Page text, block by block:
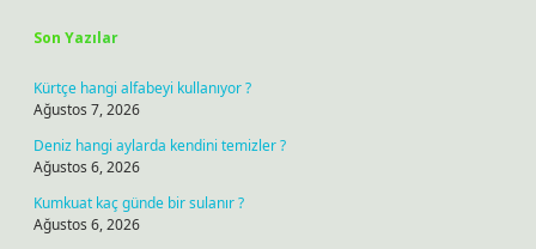
Son Yazılar
Kürtçe hangi alfabeyi kullanıyor ?
Ağustos 7, 2026
Deniz hangi aylarda kendini temizler ?
Ağustos 6, 2026
Kumkuat kaç günde bir sulanır ?
Ağustos 6, 2026